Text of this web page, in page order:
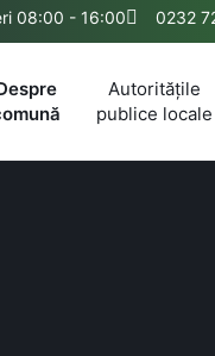
08:00 - 16:00 0232
Autoritățile
publice locale